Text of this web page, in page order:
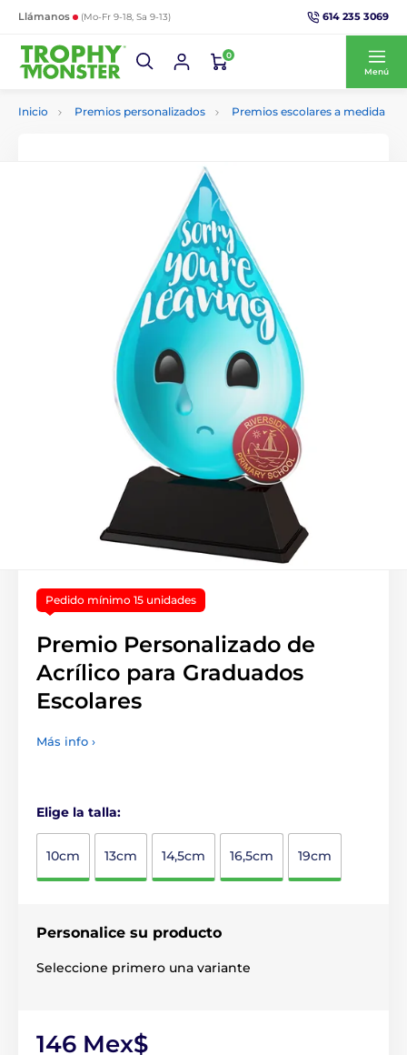
Llámanos (Mo-Fr 9-18, Sa 9-13) 614 235 3069
0
Menú
Inicio Premios personalizados Premios escolares a medida
Pedido mínimo 15 unidades
Premio Personalizado de
Acrílico para Graduados
Escolares
Más info ›
Elige la talla:
10cm 13cm 14,5cm 16,5cm 19cm
Personalice su producto
Seleccione primero una variante
146 Mex$